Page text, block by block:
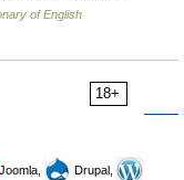
of English
18+
Joomla,
Drupal,